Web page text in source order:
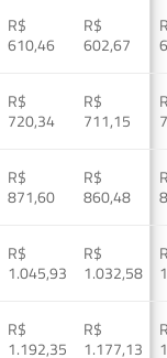
R$
610,46
R$
602,67
R$
720,34
R$
711,15
R$
871,60
R$
860,48
R$
1.045,93
R$
1.032,58
R$
1.192,35
R$
1.177,13